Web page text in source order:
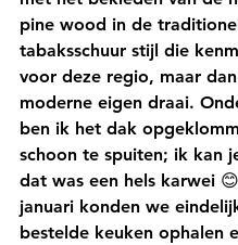
pine wood in de
tabaksschuur stijl die
voor deze regio, maar
moderne eigen draai.
ben ik het dak
schoon te spuiten; ik kan
dat was een hels karwei
januari konden we
bestelde keuken ophalen